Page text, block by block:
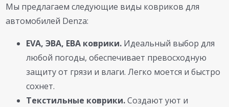
Мы предлагаем следующие виды ковриков для
автомобилей Denza:
EVA, ЭВА, ЕВА коврики. Идеальный выбор для
любой погоды, обеспечивает превосходную
защиту от грязи и влаги. Легко моется и быстро
сохнет.
Текстильные коврики.Создают уют и